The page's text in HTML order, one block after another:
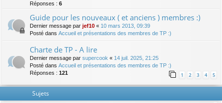
Réponses : 6
Guide pour les nouveaux ( et anciens ) membres :)
Dernier message par jef10 « 10 mars 2013, 09:39
Posté dans Accueil et présentations des membres de TP :)
Charte de TP - A lire
Dernier message par supercook « 14 juil. 2025, 21:25
Posté dans Accueil et présentations des membres de TP :)
Réponses : 121 1 2 3 4 5
Sujets